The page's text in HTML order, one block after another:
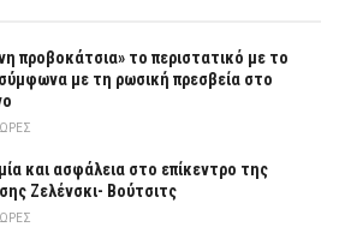
προβοκάτσια» το περιστατικό με το
με τη ρωσική πρεσβεία στο
ΏΡΕΣ
και ασφάλεια στο επίκεντρο της
Ζελένσκι- Βούτσιτς
ΏΡΕΣ